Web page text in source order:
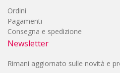
Ordini
Pagamenti
Consegna e spedizione
Newsletter
Rimani aggiornato sulle novità e